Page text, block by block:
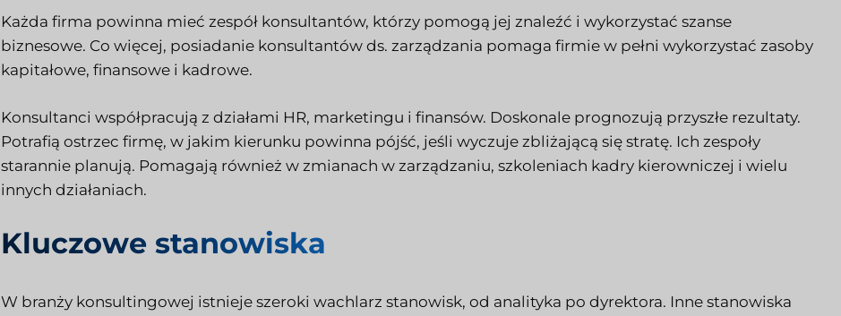
Każda firma powinna mieć zespół konsultantów, którzy pomogą jej znaleźć i wykorzystać szanse
biznesowe. Co więcej, posiadanie konsultantów ds. zarządzania pomaga firmie w pełni wykorzystać zasoby
kapitałowe, finansowe i kadrowe.
Konsultanci współpracują z działami HR, marketingu i finansów. Doskonale prognozują przyszłe rezultaty.
Potrafią ostrzec firmę, w jakim kierunku powinna pójść, jeśli wyczuje zbliżającą się stratę. Ich zespoły
starannie planują. Pomagają również w zmianach w zarządzaniu, szkoleniach kadry kierowniczej i wielu
innych działaniach.
Kluczowe stanowiska
W branży konsultingowej istnieje szeroki wachlarz stanowisk, od analityka po dyrektora. Inne stanowiska